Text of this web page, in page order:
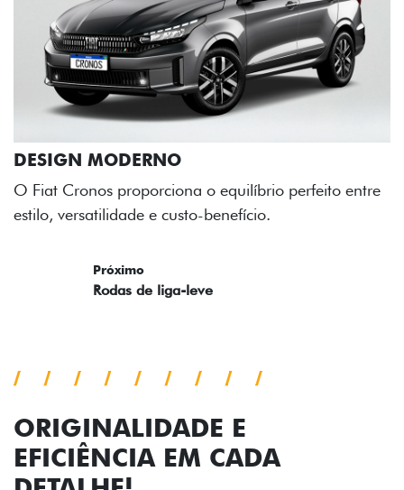
perfeito entre
ORIGINALIDADE E